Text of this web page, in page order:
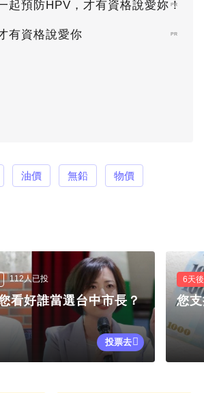
起預防HPV，才有資格說愛妳！
PR
有資格說愛你 PR
油價 無鉛 物價
112人已投
看好誰當選台中市長？
投票去
6天
您